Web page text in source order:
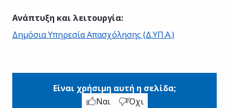
Ανάπτυξη και λειτουργία:
Δημόσια Υπηρεσία Απασχόλησης (Δ.ΥΠ.Α.)
Είναι χρήσιμη αυτή η σελίδα;
Ναι
Όχι